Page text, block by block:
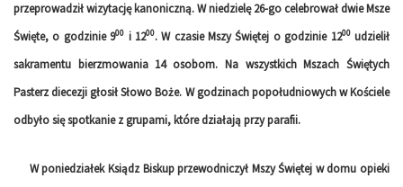
przeprowadził wizytację kanoniczną. W niedzielę 26-go celebrował dwie Msze
Święte, o godzinie 900 i 1200. W czasie Mszy Świętej o godzinie 1200udzielił
sakramentu bierzmowania 14 osobom. Na wszystkich Mszach Świętych
Pasterz diecezji głosił Słowo Boże. W godzinach popołudniowych w Kościele
odbyło się spotkanie z grupami, które działają przy parafii.
W poniedziałek Ksiądz Biskup przewodniczył Mszy Świętej w domu opieki